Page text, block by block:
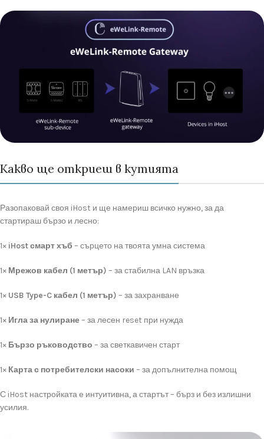
Какво ще откриеш в кутията
Разопаковай своя iHost и ще намериш всичко нужно,зада
стартираш бързо и лесно:
1× iHostсмартхъб – сърцето натвоятаумнасистема
1× Мрежов кабел (1 метър) – застабилна LAN връзка
1× USB Type-C кабел (1 метър) – зазахранване
1× Иглаза нулиране– залесен reset при нужда
1× Бързо ръководство – засветкавичен старт
1× Картас потребителски насоки – задопълнителна помощ
С iHost настройкатае интуитивна,астартът – бърз и без излишни
усилия.